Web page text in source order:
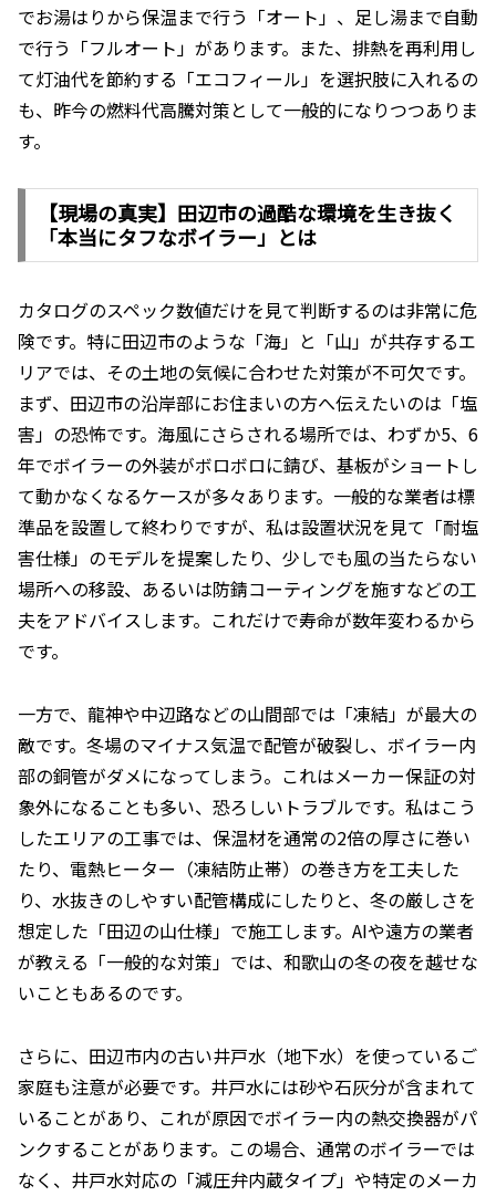
でお湯はりから保温まで行う「オート」、足し湯まで自動
で行う「フルオート」があります。また、排熱を再利用し
て灯油代を節約する「エコフィール」を選択肢に入れるの
も、昨今の燃料代高騰対策として一般的になりつつありま
す。
【現場の真実】田辺市の過酷な環境を生き抜く
「本当にタフなボイラー」とは
カタログのスペック数値だけを見て判断するのは非常に危
険です。特に田辺市のような「海」と「山」が共存するエ
リアでは、その土地の気候に合わせた対策が不可欠です。
まず、田辺市の沿岸部にお住まいの方へ伝えたいのは「塩
害」の恐怖です。海風にさらされる場所では、わずか5、6
年でボイラーの外装がボロボロに錆び、基板がショートし
て動かなくなるケースが多々あります。一般的な業者は標
準品を設置して終わりですが、私は設置状況を見て「耐塩
害仕様」のモデルを提案したり、少しでも風の当たらない
場所への移設、あるいは防錆コーティングを施すなどの工
夫をアドバイスします。これだけで寿命が数年変わるから
です。
一方で、龍神や中辺路などの山間部では「凍結」が最大の
敵です。冬場のマイナス気温で配管が破裂し、ボイラー内
部の銅管がダメになってしまう。これはメーカー保証の対
象外になることも多い、恐ろしいトラブルです。私はこう
したエリアの工事では、保温材を通常の2倍の厚さに巻い
たり、電熱ヒーター（凍結防止帯）の巻き方を工夫した
り、水抜きのしやすい配管構成にしたりと、冬の厳しさを
想定した「田辺の山仕様」で施工します。AIや遠方の業者
が教える「一般的な対策」では、和歌山の冬の夜を越せな
いこともあるのです。
さらに、田辺市内の古い井戸水（地下水）を使っているご
家庭も注意が必要です。井戸水には砂や石灰分が含まれて
いることがあり、これが原因でボイラー内の熱交換器がパ
ンクすることがあります。この場合、通常のボイラーでは
なく、井戸水対応の「減圧弁内蔵タイプ」や特定のメーカ